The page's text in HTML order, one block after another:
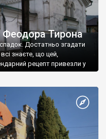
Феодора Тирона
Достатньо згадати
знаєте, що цей,
рецепт привезли у